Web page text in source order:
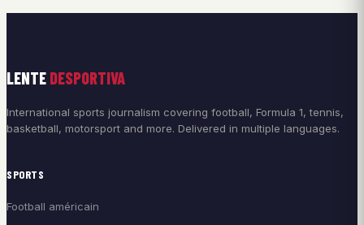
LENTE DESPORTIVA
International sports journalism covering football, Formula 1, tennis,
basketball, motorsport and more. Delivered in multiple languages.
SPORTS
Football américain